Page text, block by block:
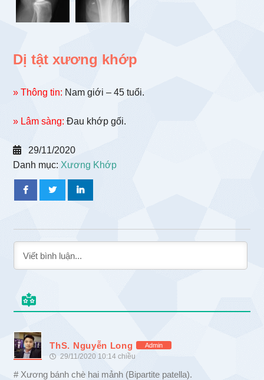
Dị tật xương khớp
» Thông tin: Nam giới – 45 tuổi.
» Lâm sàng: Đau khớp gối.
29/11/2020
Danh mục: Xương Khớp
ThS. Nguyễn Long Admin
29/11/2020 10:14 chiều
# Xương bánh chè hai mảnh (Bipartite patella).